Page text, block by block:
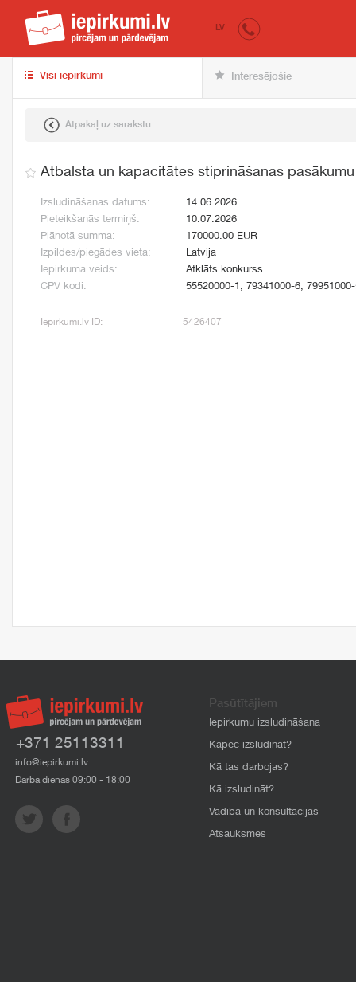
iepirkumi.lv
LV
Visi iepirkumi Interesējošie
Atpakaļ uz sarakstu
Atbalsta un kapacitātes stiprināšanas
Izsludināšanas datums:
14.06.2026
Pieteikšanās termiņš:
10.07.2026
Plānotā summa:
170000.00 EUR
Izpildes/piegādes vieta:
Latvija
Iepirkuma veids:
Atklāts konkurss
CPV kodi:
55520000-1, 79341000-6,
Iepirkumi.lv ID: 5426407
+371 25113311
info@iepirkumi.lv
Darba dienās 09:00 - 18:00
Pasūtītājiem
Iepirkumu izsludināšana
Kāpēc izsludināt?
Kā tas darbojas?
Kā izsludināt?
Vadība un konsultācijas
Atsauksmes